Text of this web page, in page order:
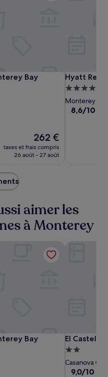
Portola
Hotel
&
Spa
Bay
Bay
Le
nouveau
prix
262 €
taxes et frais compris
26 août - 27 août
Hyatt
Regency
Monterey
Hotel
Hyatt
Hyatt
4.5 étoiles
Monterey
8.6
8,6/10
aimer les
à Monterey
Portola
Hotel
&
Spa
Bay
Bay
Bay
El
Castell
Motel
El Castell
El Castell
2.0 étoiles
Casanova
9.0
9,0/10
El Castell